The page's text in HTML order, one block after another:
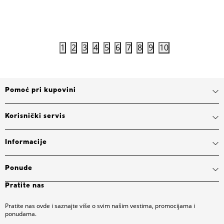
1 2 3 4 5 6 7 8 9 10
Pomoć pri kupovini
Korisnički servis
Informacije
Ponude
Pratite nas
Pratite nas ovde i saznajte više o svim našim vestima, promocijama i
ponudama.